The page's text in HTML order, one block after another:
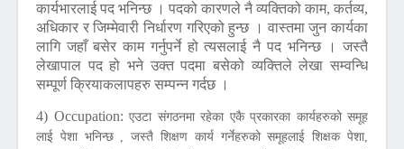
कार्यभारलाई पद भनिन्छ । पदको कारणले नै व्यक्तिको काम, कर्तव्य,
अधिकार र जिम्मेवारी निर्धारण गरिएको हुन्छ । वास्तमा जुन कार्यका
लागि जहाँ बसेर काम गर्नुपर्ने हो त्यसलाई नै पद भनिन्छ । जस्तै
लेखापाल पद हो भने उक्त पदमा बसेको व्यक्तिले लेखा सम्वन्धि
सम्पूर्ण क्रियाकलापहरु सम्पन्न गर्दछ ।
4) Occupation: एउटा संगठनमा रहेका एकै प्रकारका कार्यहरुको समूह
लाई पेशा भनिन्छ , जस्तै शिक्षण कार्य गर्नेहरुको समूहलाई शिक्षक पेशा,